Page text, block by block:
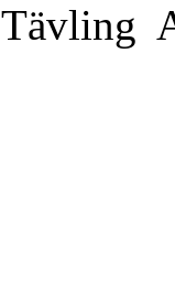
Tävling